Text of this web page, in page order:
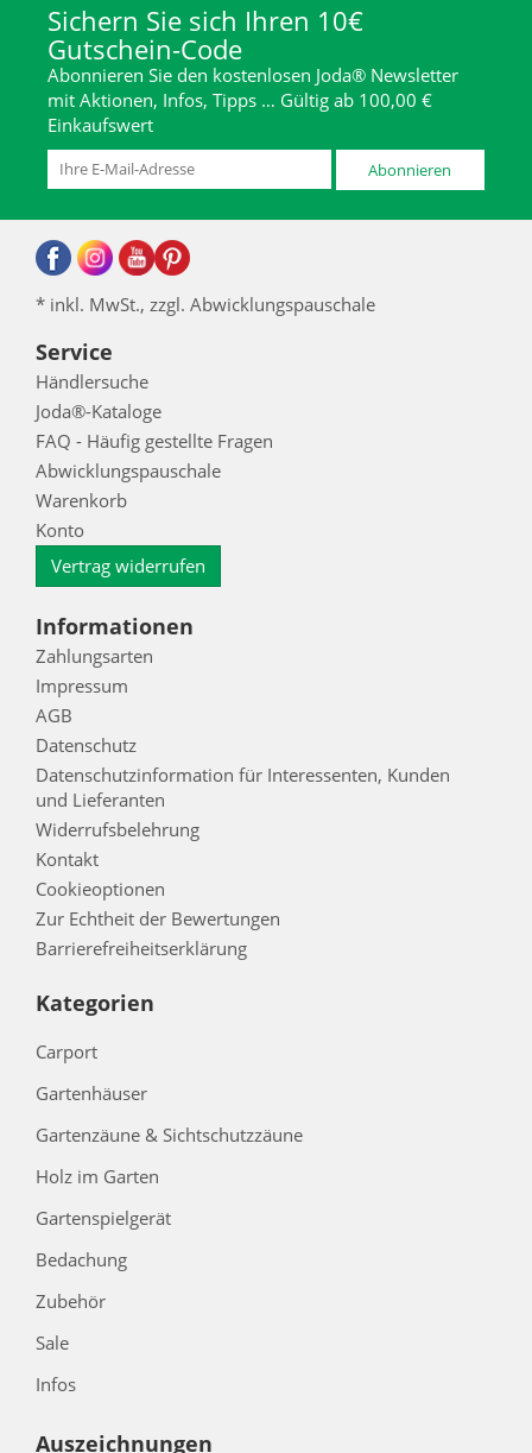
Sichern Sie sich Ihren 10€
Gutschein-Code
Abonnieren Sie den kostenlosen Joda® Newsletter
mit Aktionen, Infos, Tipps … Gültig ab 100,00 €
Einkaufswert
Abonnieren
* inkl. MwSt., zzgl. Abwicklungspauschale
Service
Händlersuche
Joda®-Kataloge
FAQ - Häufig gestellte Fragen
Abwicklungspauschale
Warenkorb
Konto
Vertrag widerrufen
Informationen
Zahlungsarten
Impressum
AGB
Datenschutz
Datenschutzinformation für Interessenten, Kunden
und Lieferanten
Widerrufsbelehrung
Kontakt
Cookieoptionen
Zur Echtheit der Bewertungen
Barrierefreiheitserklärung
Kategorien
Carport
Gartenhäuser
Gartenzäune & Sichtschutzzäune
Holz im Garten
Gartenspielgerät
Bedachung
Zubehör
Sale
Infos
Auszeichnungen